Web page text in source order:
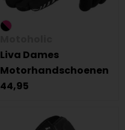
Liva Dames
Motorhandschoenen
44,95